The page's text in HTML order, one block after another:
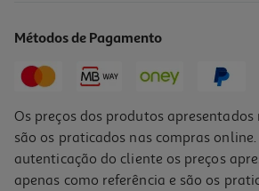
Métodos de Pagamento
Os preços dos produtos
são os praticados nas compras
autenticação do cliente os preços
apenas como referência e são os